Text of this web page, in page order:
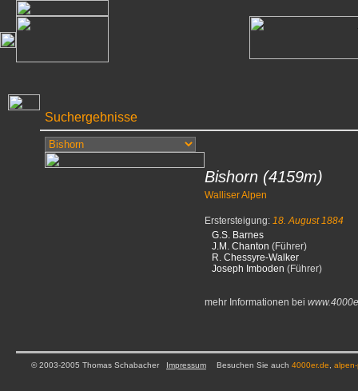
Suchergebnisse
Bishorn (4159m)
Walliser Alpen
Erstersteigung: 18. August 1884
G.S. Barnes
J.M. Chanton (Führer)
R. Chessyre-Walker
Joseph Imboden (Führer)
mehr Informationen bei
© 2003-2005 Thomas Schabacher Impressum Besuchen Sie auch 4000er.de